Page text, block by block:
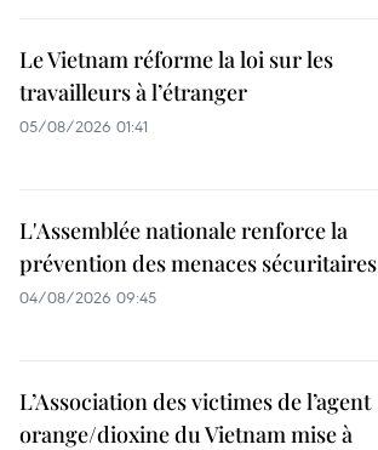
Le Vietnam réforme la loi sur les
travailleurs à l’étranger
05/08/2026 01:41
L'Assemblée nationale renforce la
prévention des menaces sécuritaires
04/08/2026 09:45
L’Association des victimes de l’agent
orange/dioxine du Vietnam mise à